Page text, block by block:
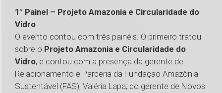
1° Painel – Projeto Amazonia e Circularidade do
Vidro
O evento contou com três painéis. O primeiro tratou
sobre o Projeto Amazonia e Circularidade do
Vidro, e contou com a presença da gerente de
Relacionamento e Parceria da Fundação Amazônia
Sustentável (FAS), Valéria Lapa; do gerente de Novos